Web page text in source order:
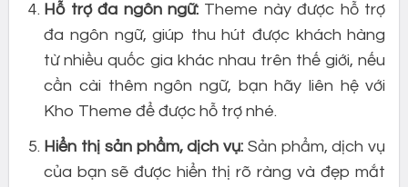
Hỗ trợ đa ngôn ngữ: Theme này được hỗ trợ
đa ngôn ngữ, giúp thu hút được khách hàng
từ nhiều quốc gia khác nhau trên thế giới, nếu
cần cài thêm ngôn ngữ, bạn hãy liên hệ với
Kho Theme để được hỗ trợ nhé.
Hiển thị sản phẩm, dịch vụ: Sản phẩm, dịch vụ
của bạn sẽ được hiển thị rõ ràng và đẹp mắt